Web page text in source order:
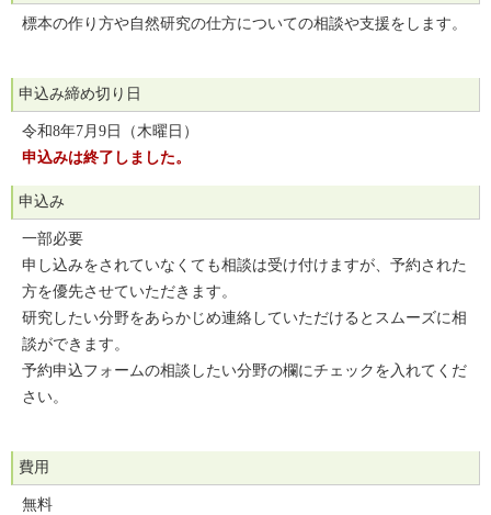
標本の作り方や自然研究の仕方についての相談や支援をします。
申込み締め切り日
令和8年7月9日（木曜日）
申込みは終了しました。
申込み
一部必要
申し込みをされていなくても相談は受け付けますが、予約された
方を優先させていただきます。
研究したい分野をあらかじめ連絡していただけるとスムーズに相
談ができます。
予約申込フォームの相談したい分野の欄にチェックを入れてくだ
さい。
費用
無料